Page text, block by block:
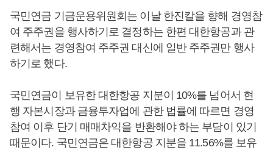
국민연금 기금운용위원회는 이날 한진칼을 향해 경영참
여 주주권을 행사하기로 결정하는 한편 대한항공과 관
련해서는 경영참여 주주권 대신에 일반 주주권만 행사
하기로 했다.
국민연금이 보유한 대한항공 지분이 10%를 넘어서 현
행 자본시장과 금융투자업에 관한 법률에 따르면 경영
참여 이후 단기 매매차익을 반환해야 하는 부담이 있기
때문이다. 국민연금은 대한항공 지분을 11.56%를 보유